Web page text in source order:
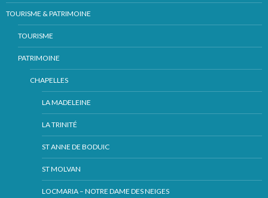
TOURISME & PATRIMOINE
TOURISME
PATRIMOINE
CHAPELLES
LA MADELEINE
LA TRINITÉ
ST ANNE DE BODUIC
ST MOLVAN
LOCMARIA – NOTRE DAME DES NEIGES